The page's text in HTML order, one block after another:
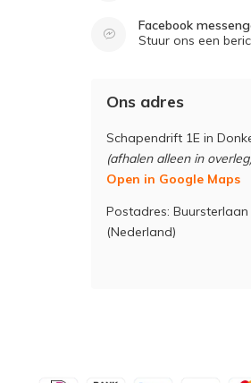
Facebook
Stuur ons een
Ons adres
Schapendrift 1E in
(afhalen alleen in
Open in Google Maps
Postadres:
(Nederland)